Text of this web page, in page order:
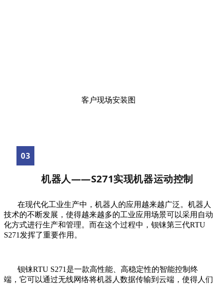
客户现场安装图
03
机器人——S271实现机器运动控制
在现代化工业生产中，机器人的应用越来越广泛。机器人
技术的不断发展，使得越来越多的工业应用场景可以采用自动
化方式进行生产和管理。而在这个过程中，钡铼第三代RTU
S271发挥了重要作用。
钡铼RTU S271是一款高性能、高稳定性的智能控制终
端，它可以通过无线网络将机器人数据传输到云端，使得人们